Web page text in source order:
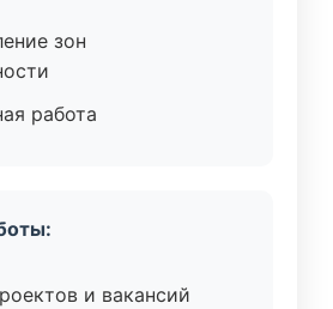
зон
работа
и вакансий